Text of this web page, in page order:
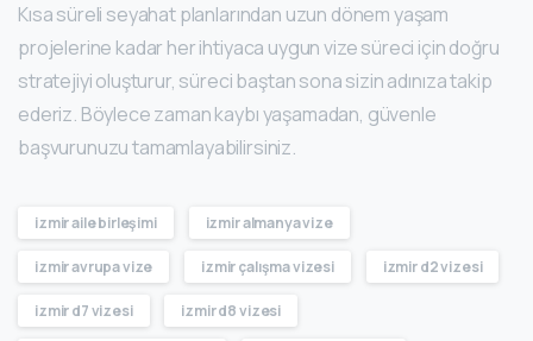
Kısa süreli seyahat planlarından uzun dönem yaşam
projelerine kadar her ihtiyaca uygun vize süreci için doğru
stratejiyi oluşturur, süreci baştan sona sizin adınıza takip
ederiz. Böylece zaman kaybı yaşamadan, güvenle
başvurunuzu tamamlayabilirsiniz.
izmir aile birleşimi izmir almanya vize
izmir avrupa vize izmir çalışma vizesi izmir d2 vizesi
izmir d7 vizesi izmir d8 vizesi